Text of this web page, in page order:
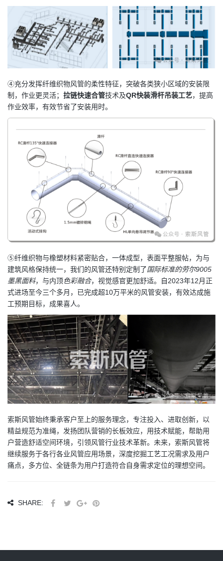
④充分发挥纤维织物风管的柔性特征，突破各类狭小区域的安装限
制，作业更灵活； 拉链快速合管技术及QR快装滑杆吊装工艺，提高
作业效率，有效节省了安装用时。
⑤纤维织物与橡塑材料紧密贴合，一体成型，表面平整服帖，为与
建筑风格保持统一，我们的风管还特别定制了国际标准的劳尔9005
墨黑面料，与内顶色彩融合，视觉感官更加舒适。自2023年12月正
式进场至今三个多月，已完成超10万平米的风管安装，有效达成施
工预期目标，成果喜人。
索斯风管始终秉承客户至上的服务理念，专注投入、进取创新，以
精益规范为准绳，发扬团队营销的长板效应，用技术赋能，帮助用
户营造舒适空间环境，引领风管行业技术革新。未来，索斯风管将
继续服务于各行各业风管应用场景，深度挖掘工艺工况需求及用户
痛点，多方位、全链条为用户打造符合自身需求定位的理想空间。
SHARE: